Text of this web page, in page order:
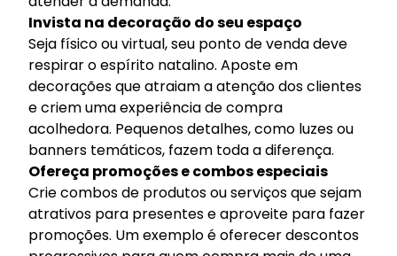
Invista na decoração do seu espaço
Seja físico ou virtual, seu ponto de venda deve
respirar o espírito natalino. Aposte em
decorações que atraiam a atenção dos clientes
e criem uma experiência de compra
acolhedora. Pequenos detalhes, como luzes ou
banners temáticos, fazem toda a diferença.
Ofereça promoções e combos especiais
Crie combos de produtos ou serviços que sejam
atrativos para presentes e aproveite para fazer
promoções. Um exemplo é oferecer descontos